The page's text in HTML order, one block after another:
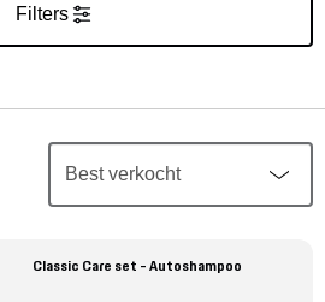
Filters
Classic Care set - Autoshampoo